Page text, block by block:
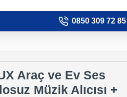
0850 309 72 85
Araç ve Ev Ses
Müzik Alıcısı +